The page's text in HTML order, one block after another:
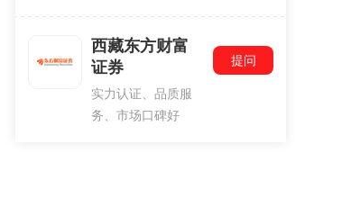
西藏东方财富
证券
实力认证、品质服
务、市场口碑好
提问